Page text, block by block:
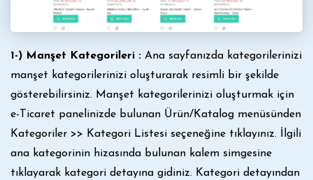
1-) Manşet Kategorileri : Ana sayfanızda kategorilerinizi
manşet kategorilerinizi oluşturarak resimli bir şekilde
gösterebilirsiniz. Manşet kategorilerinizi oluşturmak için
e-Ticaret panelinizde bulunan Ürün/Katalog menüsünden
Kategoriler >> Kategori Listesi seçeneğine tıklayınız. İlgili
ana kategorinin hizasında bulunan kalem simgesine
tıklayarak kategori detayına gidiniz. Kategori detayından